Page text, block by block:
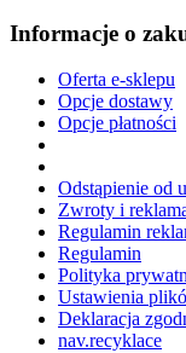
Informacje o
Oferta e-sklepu
Opcje dostawy
Opcje płatności
Odstąpienie od
Zwroty i
Regulamin
Regulamin
Polityka
Ustawienia
Deklaracja
nav.recyklace